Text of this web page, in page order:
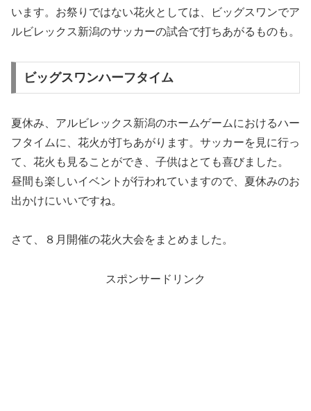
います。お祭りではない花火としては、ビッグスワンでア
ルビレックス新潟のサッカーの試合で打ちあがるものも。
ビッグスワンハーフタイム
夏休み、アルビレックス新潟のホームゲームにおけるハー
フタイムに、花火が打ちあがります。サッカーを見に行っ
て、花火も見ることができ、子供はとても喜びました。
昼間も楽しいイベントが行われていますので、夏休みのお
出かけにいいですね。
さて、８月開催の花火大会をまとめました。
スポンサードリンク